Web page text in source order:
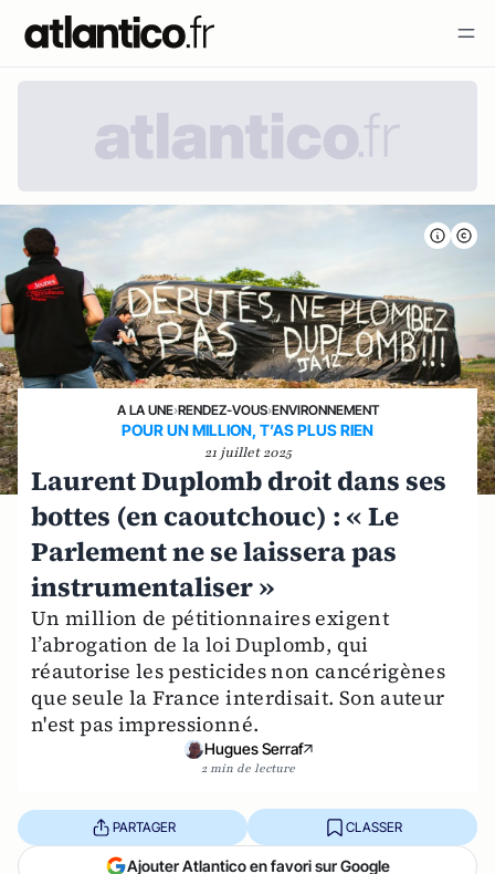
A LA UNE›RENDEZ-VOUS›ENVIRONNEMENT
POUR UN MILLION, T’AS PLUS RIEN
21 juillet 2025
Laurent Duplomb droit dans ses
bottes (en caoutchouc) : « Le
Parlement ne se laissera pas
instrumentaliser »
Un million de pétitionnaires exigent
l’abrogation de la loi Duplomb, qui
réautorise les pesticides non cancérigènes
que seule la France interdisait. Son auteur
n'est pas impressionné.
Hugues Serraf
2 min de lecture
PARTAGER CLASSER
Ajouter Atlantico en favori sur Google